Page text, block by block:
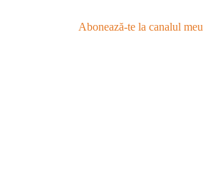
Abonează-te la canalul meu